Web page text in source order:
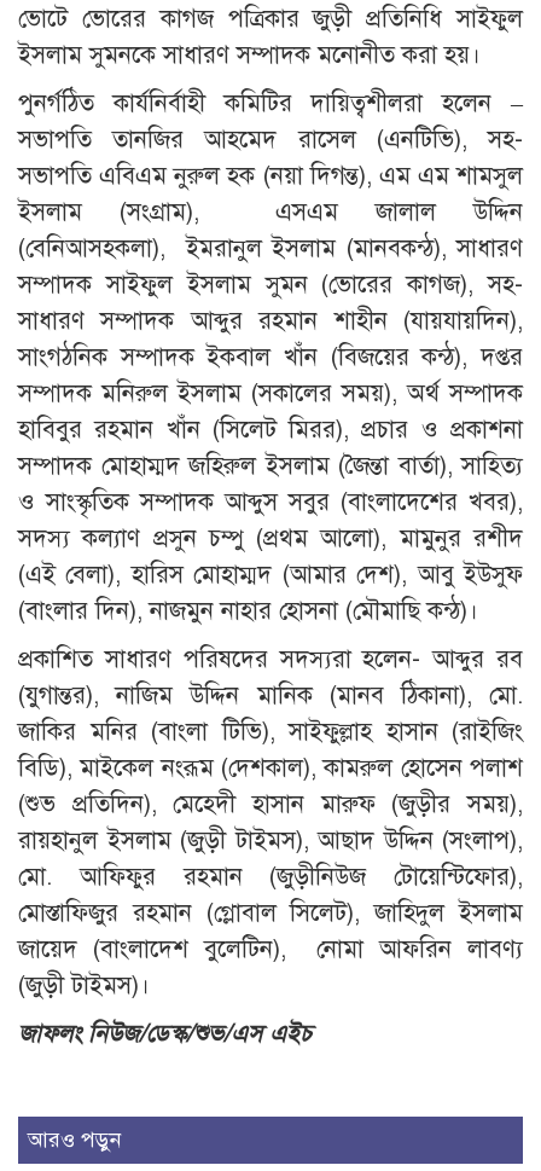
ভোটে ভোরের কাগজ পত্রিকার জুড়ী প্রতিনিধি সাইফুল
ইসলাম সুমনকে সাধারণ সম্পাদক মনোনীত করা হয়।
পুনর্গঠিত কার্যনির্বাহী কমিটির দায়িত্বশীলরা হলেন –
সভাপতি তানজির আহমেদ রাসেল (এনটিভি), সহ-
সভাপতি এবিএম নুরুল হক (নয়া দিগন্ত), এম এম শামসুল
ইসলাম (সংগ্রাম), এসএম জালাল উদ্দিন
(বেনিআসহকলা), ইমরানুল ইসলাম (মানবকন্ঠ), সাধারণ
সম্পাদক সাইফুল ইসলাম সুমন (ভোরের কাগজ), সহ-
সাধারণ সম্পাদক আব্দুর রহমান শাহীন (যায়যায়দিন),
সাংগঠনিক সম্পাদক ইকবাল খাঁন (বিজয়ের কন্ঠ), দপ্তর
সম্পাদক মনিরুল ইসলাম (সকালের সময়), অর্থ সম্পাদক
হাবিবুর রহমান খাঁন (সিলেট মিরর), প্রচার ও প্রকাশনা
সম্পাদক মোহাম্মদ জহিরুল ইসলাম (জৈন্তা বার্তা), সাহিত্য
ও সাংস্কৃতিক সম্পাদক আব্দুস সবুর (বাংলাদেশের খবর),
সদস্য কল্যাণ প্রসুন চম্পু (প্রথম আলো), মামুনুর রশীদ
(এই বেলা), হারিস মোহাম্মদ (আমার দেশ), আবু ইউসুফ
(বাংলার দিন), নাজমুন নাহার হোসনা (মৌমাছি কন্ঠ)।
প্রকাশিত সাধারণ পরিষদের সদস্যরা হলেন- আব্দুর রব
(যুগান্তর), নাজিম উদ্দিন মানিক (মানব ঠিকানা), মো.
জাকির মনির (বাংলা টিভি), সাইফুল্লাহ হাসান (রাইজিং
বিডি), মাইকেল নংরূম (দেশকাল), কামরুল হোসেন পলাশ
(শুভ প্রতিদিন), মেহেদী হাসান মারুফ (জুড়ীর সময়),
রায়হানুল ইসলাম (জুড়ী টাইমস), আছাদ উদ্দিন (সংলাপ),
মো. আফিফুর রহমান (জুড়ীনিউজ টোয়েন্টিফোর),
মোস্তাফিজুর রহমান (গ্লোবাল সিলেট), জাহিদুল ইসলাম
জায়েদ (বাংলাদেশ বুলেটিন), নোমা আফরিন লাবণ্য
(জুড়ী টাইমস)।
জাফলং নিউজ/ডেস্ক/শুভ/এস এইচ
আরও পড়ুন